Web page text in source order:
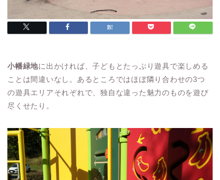
小幡緑地に出かければ、子どもとたっぷり遊具で楽しめる
ことは間違いなし。あるところではほぼ隣り合わせの3つ
の遊具エリアそれぞれで、独自な違った魅力のものを遊び
尽くせたり。